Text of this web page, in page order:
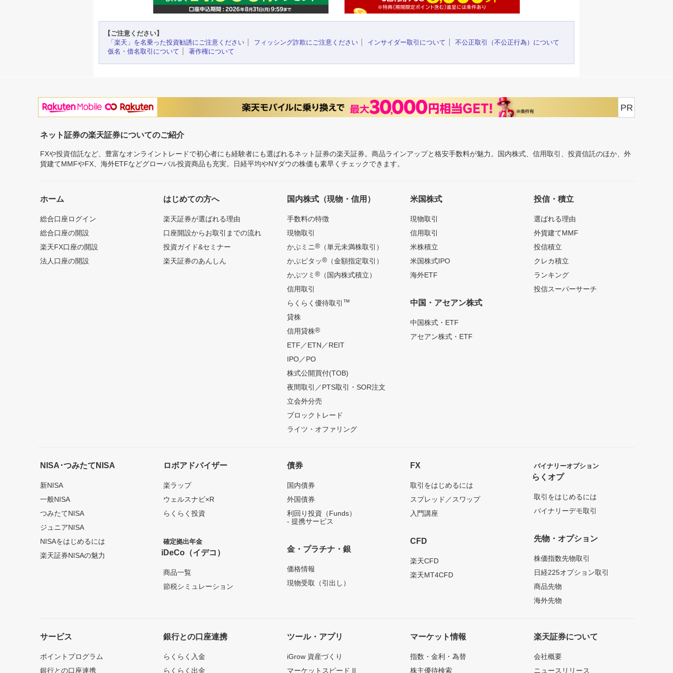
【ご注意ください】
「楽天」を名乗った投資勧誘にご注意ください
フィッシング詐欺にご注意ください インサイダー取引について
不公正取引（不公正行為）について
仮名・借名取引について
著作権について
PR
ネット証券の楽天証券についてのご紹介
FXや投資信託など、豊富なオンライントレードで初心者にも経験者にも選ばれるネット証券の楽天証券。商品ラインアップと格安手数料が魅力。国内株式、信用取引、投資信託のほか、外
貨建てMMFやFX、海外ETFなどグローバル投資商品も充実。日経平均やNYダウの株価も素早くチェックできます。
ホーム
総合口座ログイン
総合口座の開設
楽天FX口座の開設
法人口座の開設
はじめての方へ
楽天証券が選ばれる理由
口座開設からお取引までの流れ
投資ガイド&セミナー
楽天証券のあんしん
国内株式（現物・信用）
手数料の特徴
現物取引
かぶミニ®（単元未満株取引）
かぶピタッ®（金額指定取引）
かぶツミ ®（国内株式積立）
信用取引
らくらく優待取引 ™
貸株
信用貸株®
ETF／ETN／REIT
IPO／PO
株式公開買付(TOB)
夜間取引／PTS取引・SOR注文
立会外分売
ブロックトレード
ライツ・オファリング
米国株式
現物取引
信用取引
米株積立
米国株式IPO
海外ETF
中国・アセアン株式
中国株式・ETF
アセアン株式・ETF
投信・積立
選ばれる理由
外貨建てMMF
投信積立
クレカ積立
ランキング
投信スーパーサーチ
NISA･つみたてNISA
新NISA
一般NISA
つみたてNISA
ジュニアNISA
NISAをはじめるには
楽天証券NISAの魅力
ロボアドバイザー
楽ラップ
ウェルスナビ×R
らくらく投資
確定拠出年金
iDeCo（イデコ）
商品一覧
節税シミュレーション
債券
国内債券
外国債券
利回り投資（Funds）
- 提携サービス
金・プラチナ・銀
価格情報
現物受取（引出し）
FX
取引をはじめるには
スプレッド／スワップ
入門講座
CFD
楽天CFD
楽天MT4CFD
バイナリーオプション
らくオプ
取引をはじめるには
バイナリーデモ取引
先物・オプション
株価指数先物取引
日経225オプション取引
商品先物
海外先物
サービス
ポイントプログラム
銀行との口座連携
銀行との口座連携
らくらく入金
らくらく出金
ツール・アプリ
iGrow 資産づくり
マーケットスピード II
マーケット情報
指数・金利・為替
株主優待検索
楽天証券について
会社概要
ニュースリリース